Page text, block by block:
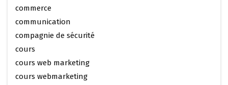
commerce
communication
compagnie de sécurité
cours
cours web marketing
cours webmarketing